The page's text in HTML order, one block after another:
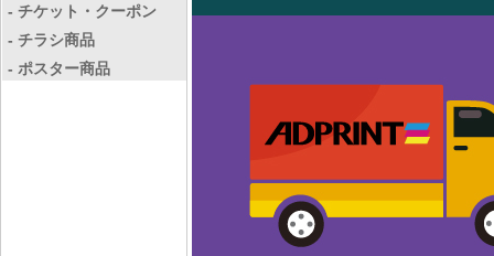
- チケット・クーポン
- チラシ商品
- ポスター商品